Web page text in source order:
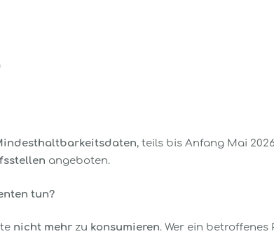
, teils bis Anfang Mai
angeboten.
tun?
nicht mehrzu konsumieren. Wer ein